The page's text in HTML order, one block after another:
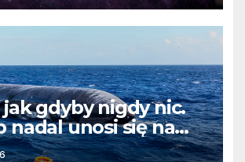
gdyby nigdy nic.
nadal unosi się na
Oceanu Indyjskiego